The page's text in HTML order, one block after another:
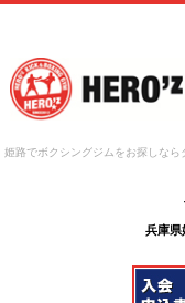
姫路でボクシングジムをお探しなら
兵庫県